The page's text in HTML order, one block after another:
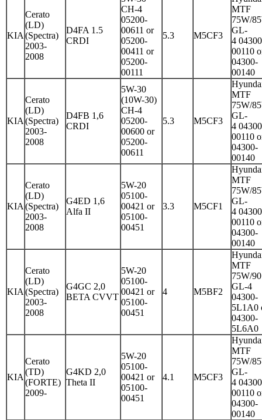
KIA
Cerato
(LD)
(Spectra)
2003-
2008
D4FA 1.5
CRDI
CH-4
05200-
00611 or
05200-
00411 or
05200-
00111
5.3 M5CF3
MTF
75W/
GL-
4
00110
04300-
00140
KIA
Cerato
(LD)
(Spectra)
2003-
2008
D4FB 1,6
CRDI
5W-30
(10W-30)
CH-4
05200-
00600 or
05200-
00611
5.3 M5CF3
MTF
75W/
GL-
4
00110
04300-
00140
KIA
Cerato
(LD)
(Spectra)
2003-
2008
G4ED 1,6
Alfa II
5W-20
05100-
00421 or
05100-
00451
3.3 M5CF1
MTF
75W/
GL-
4
00110
04300-
00140
KIA
Cerato
(LD)
(Spectra)
2003-
2008
G4GC 2,0
BETA CVVT
5W-20
05100-
00421 or
05100-
00451
4 M5BF2
MTF
75W/90
GL-4
04300-
5L1A0
04300-
5L6A0
KIA
Cerato
(TD)
(FORTE)
2009-
G4KD 2,0
Theta II
5W-20
05100-
00421 or
05100-
00451
4.1 M5CF3
MTF
75W/
GL-
4
00110
04300-
00140